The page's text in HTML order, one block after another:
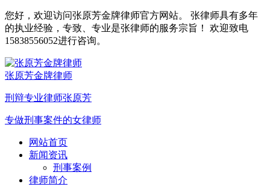
您好，欢迎访问张原芳金牌律师官方网站。 张律师具有多年
的执业经验，专致、专业是张律师的服务宗旨！ 欢迎致电
15838556052进行咨询。
张原芳金牌律师
刑辩专业律师张原芳
专做刑事案件的女律师
网站首页
新闻资讯
刑事案例
律师简介